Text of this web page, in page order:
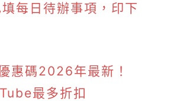
每日待辦事項，印下
惠碼2026年最新！
最多折扣